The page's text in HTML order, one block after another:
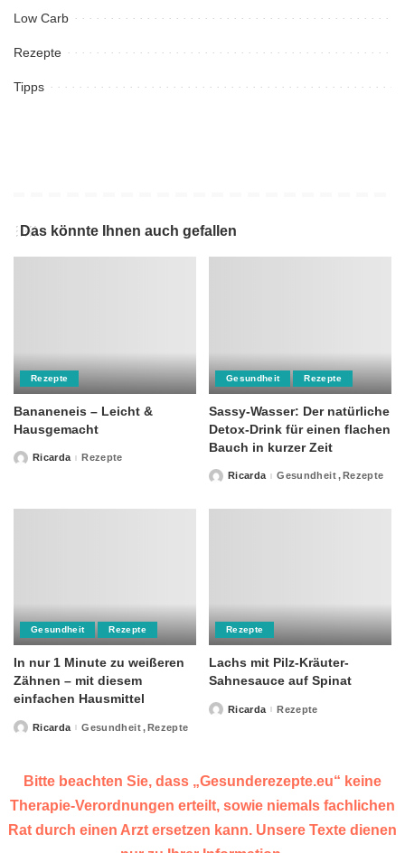
Low Carb
Rezepte
Tipps
Das könnte Ihnen auch gefallen
Rezepte
Bananeneis – Leicht &
Hausgemacht
PostedRicarda Rezepte
Gesundheit Rezepte
Sassy-Wasser: Der natürliche
Detox-Drink für einen flachen
Bauch in kurzer Zeit
PostedRicarda Gesundheit Rezepte
Gesundheit Rezepte
In nur 1 Minute zu weißeren
Zähnen – mit diesem
einfachen Hausmittel
PostedRicarda Gesundheit Rezepte
Rezepte
Lachs mit Pilz-Kräuter-
Sahnesauce auf Spinat
PostedRicarda Rezepte
Bitte beachten Sie, dass „Gesunderezepte.eu“ keine
Therapie-Verordnungen erteilt, sowie niemals fachlichen
Rat durch einen Arzt ersetzen kann. Unsere Texte dienen